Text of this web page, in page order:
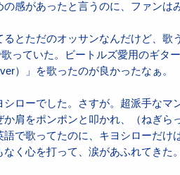
感があったと言うのに、ファンは
とただのオッサンなんだけど、
っていた。ビートルズ愛用のギタ
）」を歌ったのが良かったなぁ。
シローでした。さすが。超派手な
肩をポンポンと叩かれ、（ねぎ
で歌ってたのに、キヨシローだ
く心を打って、涙があふれてきた。